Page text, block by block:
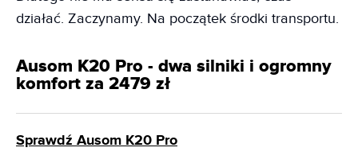
działać. Zaczynamy. Na początek środki transportu.
Ausom K20 Pro - dwa silniki i ogromny
komfort za 2479 zł
Sprawdź Ausom K20 Pro